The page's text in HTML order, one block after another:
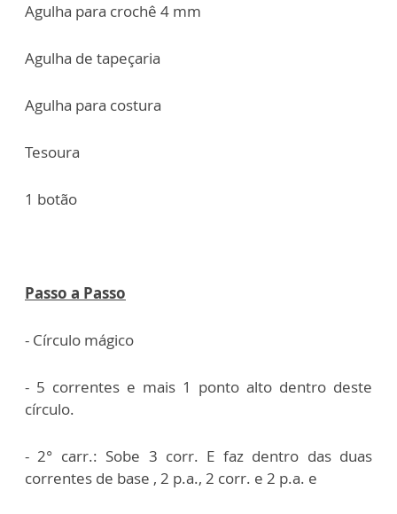
Agulha para crochê 4 mm
Agulha de tapeçaria
Agulha para costura
Tesoura
1 botão
Passo a Passo
- Círculo mágico
- 5 correntes e mais 1 ponto alto dentro deste
círculo.
- 2° carr.: Sobe 3 corr. E faz dentro das duas
correntes de base , 2 p.a., 2 corr. e 2 p.a. e